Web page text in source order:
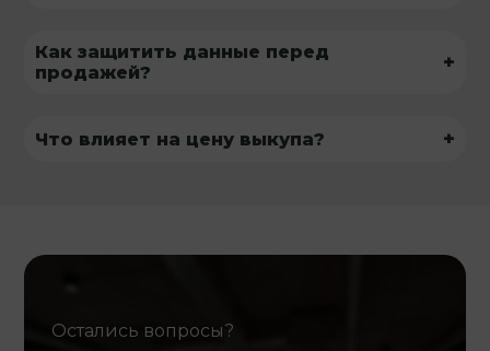
Как защитить данные перед
продажей?
+
Что влияет на цену выкупа? +
Остались вопросы?